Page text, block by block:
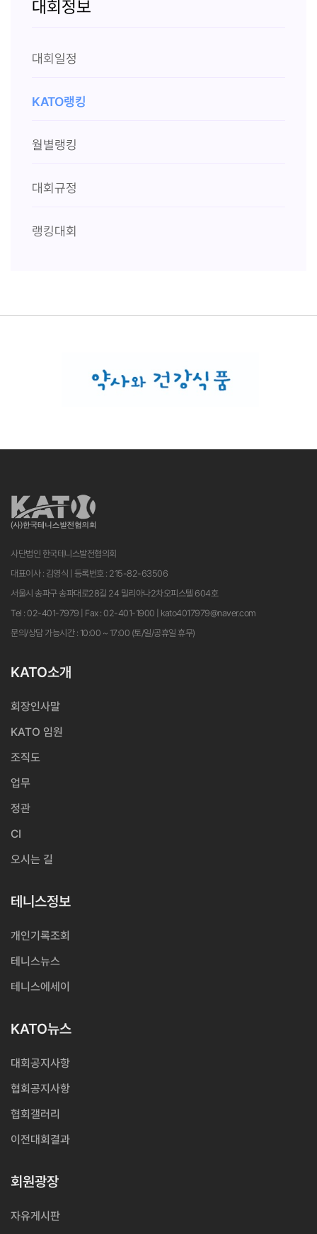
대회정보
대회일정
KATO랭킹
월별랭킹
대회규정
랭킹대회
사단법인 한국테니스발전협의회
대표이사 : 김영식 | 등록번호 : 215-82-63506
서울시 송파구 송파대로28길 24 밀리아나2차오피스텔 604호
Tel : 02-401-7979 | Fax : 02-401-1900 | kato4017979@naver.com
문의/상담 가능시간 : 10:00 ~ 17:00 (토/일/공휴일 휴무)
KATO소개
회장인사말
KATO 임원
조직도
업무
정관
CI
오시는 길
테니스정보
개인기록조회
테니스뉴스
테니스에세이
KATO뉴스
대회공지사항
협회공지사항
협회갤러리
이전대회결과
회원광장
자유게시판